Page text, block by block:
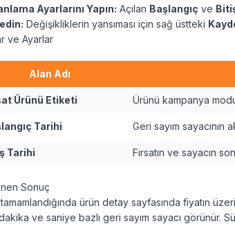
Ayarlarını Yapın: Açılan Başlangıç ve
Değişikliklerin yansıması için sağ üstteki
ve Ayarlar
Alan Adı
Ürünü Etiketi Ürünü kampanya
Tarihi Geri sayım sayacının
Tarihi Fırsatın ve sayacın
Sonuç
ürün detay sayfasında fiyatın
ve saniye bazlı geri sayım sayacı görünür.